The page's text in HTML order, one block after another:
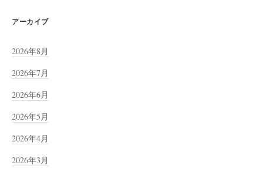
アーカイブ
2026年8月
2026年7月
2026年6月
2026年5月
2026年4月
2026年3月